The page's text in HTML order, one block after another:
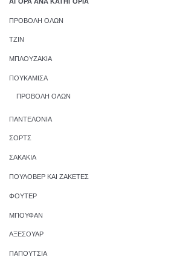
ΠΡΟΒΟΛΉ ΌΛΩΝ
ΤΖΙΝ
ΜΠΛΟΥΖΆΚΙΑ
ΠΟΥΚΆΜΙΣΑ
ΠΡΟΒΟΛΉ ΌΛΩΝ
ΠΑΝΤΕΛΌΝΙΑ
ΣΟΡΤΣ
ΣΑΚΆΚΙΑ
ΠΟΥΛΌΒΕΡ ΚΑΙ ΖΑΚΈΤΕΣ
ΦΟΎΤΕΡ
ΜΠΟΥΦΆΝ
ΑΞΕΣΟΥΆΡ
ΠΑΠΟΎΤΣΙΑ